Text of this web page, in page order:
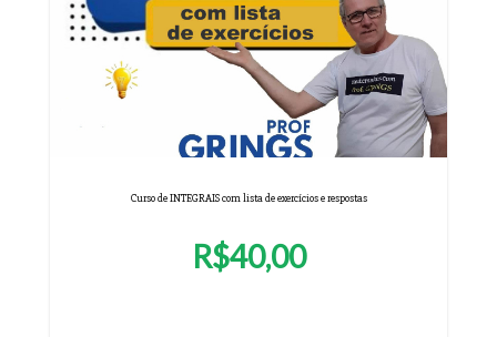
Curso de INTEGRAIS com lista de exercícios e respostas
R$40,00